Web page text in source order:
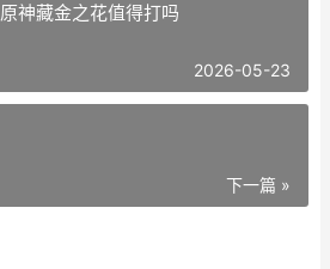
神藏金之花值得打吗
2026-05-23
下一篇 »